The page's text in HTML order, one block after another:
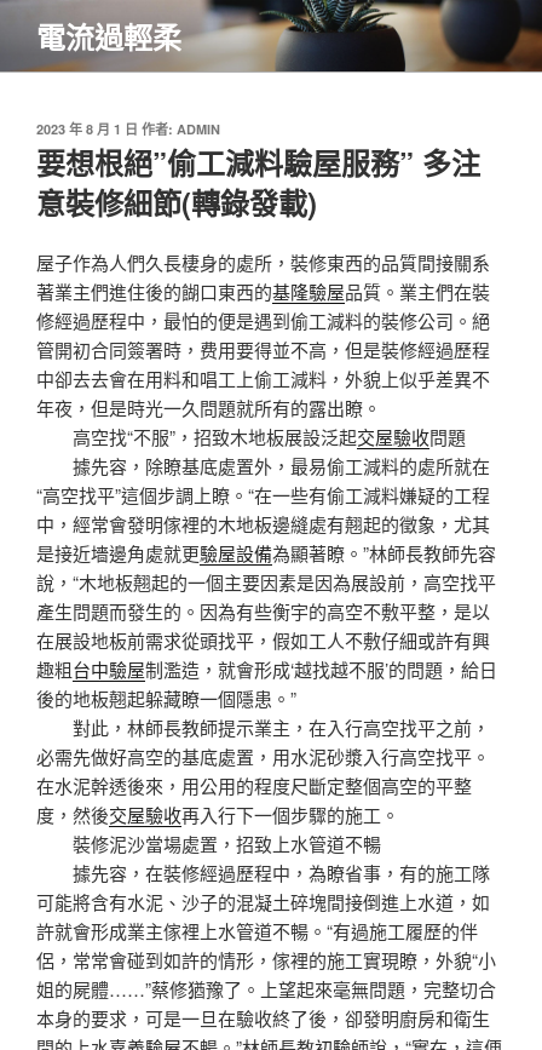
主
電流過輕柔
發
佈
於
2023 年 8 月 1 日 作者: ADMIN
要想根絕”偷工減料驗屋服務” 多注
意裝修細節(轉錄發載)
屋子作為人們久長棲身的處所，裝修東西的品質間接關系
著業主們進住後的餬口東西的基隆驗屋品質。業主們在裝
修經過歷程中，最怕的便是遇到偷工減料的裝修公司。絕
管開初合同簽署時，费用要得並不高，但是裝修經過歷程
中卻去去會在用料和唱工上偷工減料，外貌上似乎差異不
年夜，但是時光一久問題就所有的露出瞭。
高空找“不服”，招致木地板展設泛起交屋驗收問題
據先容，除瞭基底處置外，最易偷工減料的處所就在
“高空找平”這個步調上瞭。“在一些有偷工減料嫌疑的工程
中，經常會發明傢裡的木地板邊縫處有翹起的徵象，尤其
是接近墻邊角處就更驗屋設備為顯著瞭。”林師長教師先容
說，“木地板翹起的一個主要因素是因為展設前，高空找平
產生問題而發生的。因為有些衡宇的高空不敷平整，是以
在展設地板前需求從頭找平，假如工人不敷仔細或許有興
趣粗台中驗屋制濫造，就會形成‘越找越不服’的問題，給日
後的地板翹起躲藏瞭一個隱患。”
對此，林師長教師提示業主，在入行高空找平之前，
必需先做好高空的基底處置，用水泥砂漿入行高空找平。
在水泥幹透後來，用公用的程度尺斷定整個高空的平整
度，然後交屋驗收再入行下一個步驟的施工。
裝修泥沙當場處置，招致上水管道不暢
據先容，在裝修經過歷程中，為瞭省事，有的施工隊
可能將含有水泥、沙子的混凝土碎塊間接倒進上水道，如
許就會形成業主傢裡上水管道不暢。“有過施工履歷的伴
侶，常常會碰到如許的情形，傢裡的施工實現瞭，外貌“小
姐的屍體……”蔡修猶豫了。上望起來毫無問題，完整切合
本身的要求，可是一旦在驗收終了後，卻發明廚房和衛生